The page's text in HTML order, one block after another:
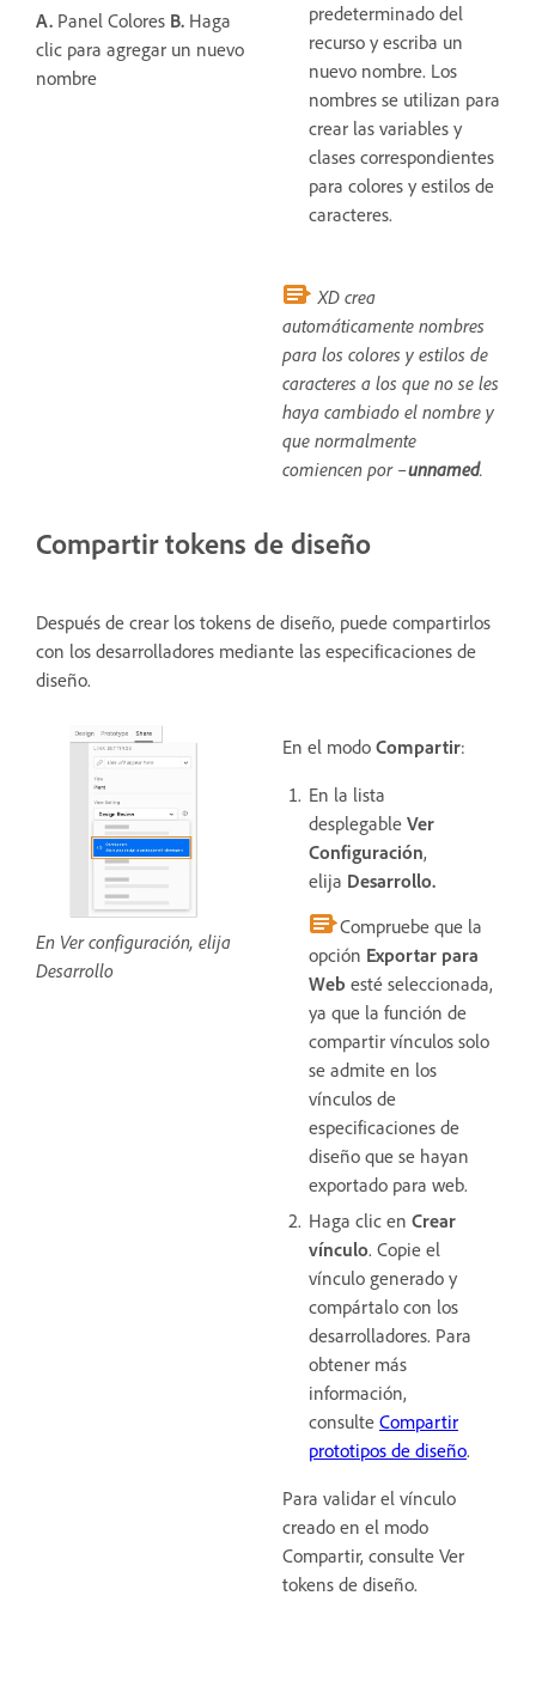
A. Panel Colores B. Haga
clic para agregar un nuevo
nombre
predeterminado del
recurso y escriba un
nuevo nombre. Los
nombres se utilizan para
crear las variables y
clases correspondientes
para colores y estilos de
caracteres.
XD crea
automáticamente nombres
para los colores y estilos de
caracteres a los que no se les
haya cambiado el nombre y
que normalmente
comiencen por –unnamed.
Compartir tokens de diseño
Después de crear los tokens de diseño, puede compartirlos
con los desarrolladores mediante las especificaciones de
diseño.
En Ver configuración, elija
Desarrollo
En el modo Compartir:
En la lista
desplegable Ver
Configuración,
elija Desarrollo.
Compruebe que la
opción Exportar para
Web esté seleccionada,
ya que la función de
compartir vínculos solo
se admite en los
vínculos de
especificaciones de
diseño que se hayan
exportado para web.
Haga clic en Crear
vínculo. Copie el
vínculo generado y
compártalo con los
desarrolladores. Para
obtener más
información,
consulte Compartir
prototipos de diseño.
Para validar el vínculo
creado en el modo
Compartir, consulte Ver
tokens de diseño.